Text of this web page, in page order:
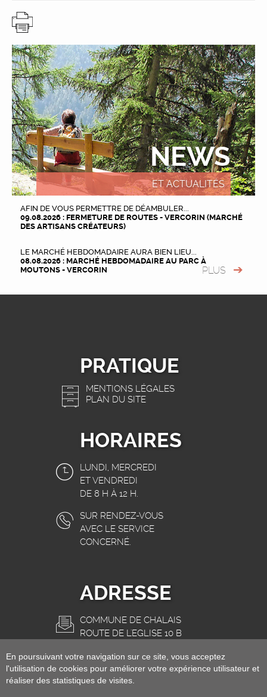
NEWS
ET ACTUALITÉS
AFIN DE VOUS PERMETTRE DE DÉAMBULER...
09.08.2026 : FERMETURE DE ROUTES - VERCORIN (MARCHÉ
DES ARTISANS CRÉATEURS)
LE MARCHÉ HEBDOMADAIRE AURA BIEN LIEU...
08.08.2026 : MARCHÉ HEBDOMADAIRE AU PARC À
MOUTONS - VERCORIN
PLUS
PRATIQUE
MENTIONS LÉGALES
PLAN DU SITE
HORAIRES
LUNDI, MERCREDI
ET VENDREDI
DE 8 H À 12 H.
SUR RENDEZ-VOUS
AVEC LE SERVICE
CONCERNÉ.
ADRESSE
COMMUNE DE CHALAIS
ROUTE DE L'EGLISE 10 B
INFO@CHALAIS.CH
En poursuivant votre navigation sur ce site, vous acceptez
l'utilisation de cookies pour améliorer votre expérience utilisateur et
réaliser des statistiques de visites.